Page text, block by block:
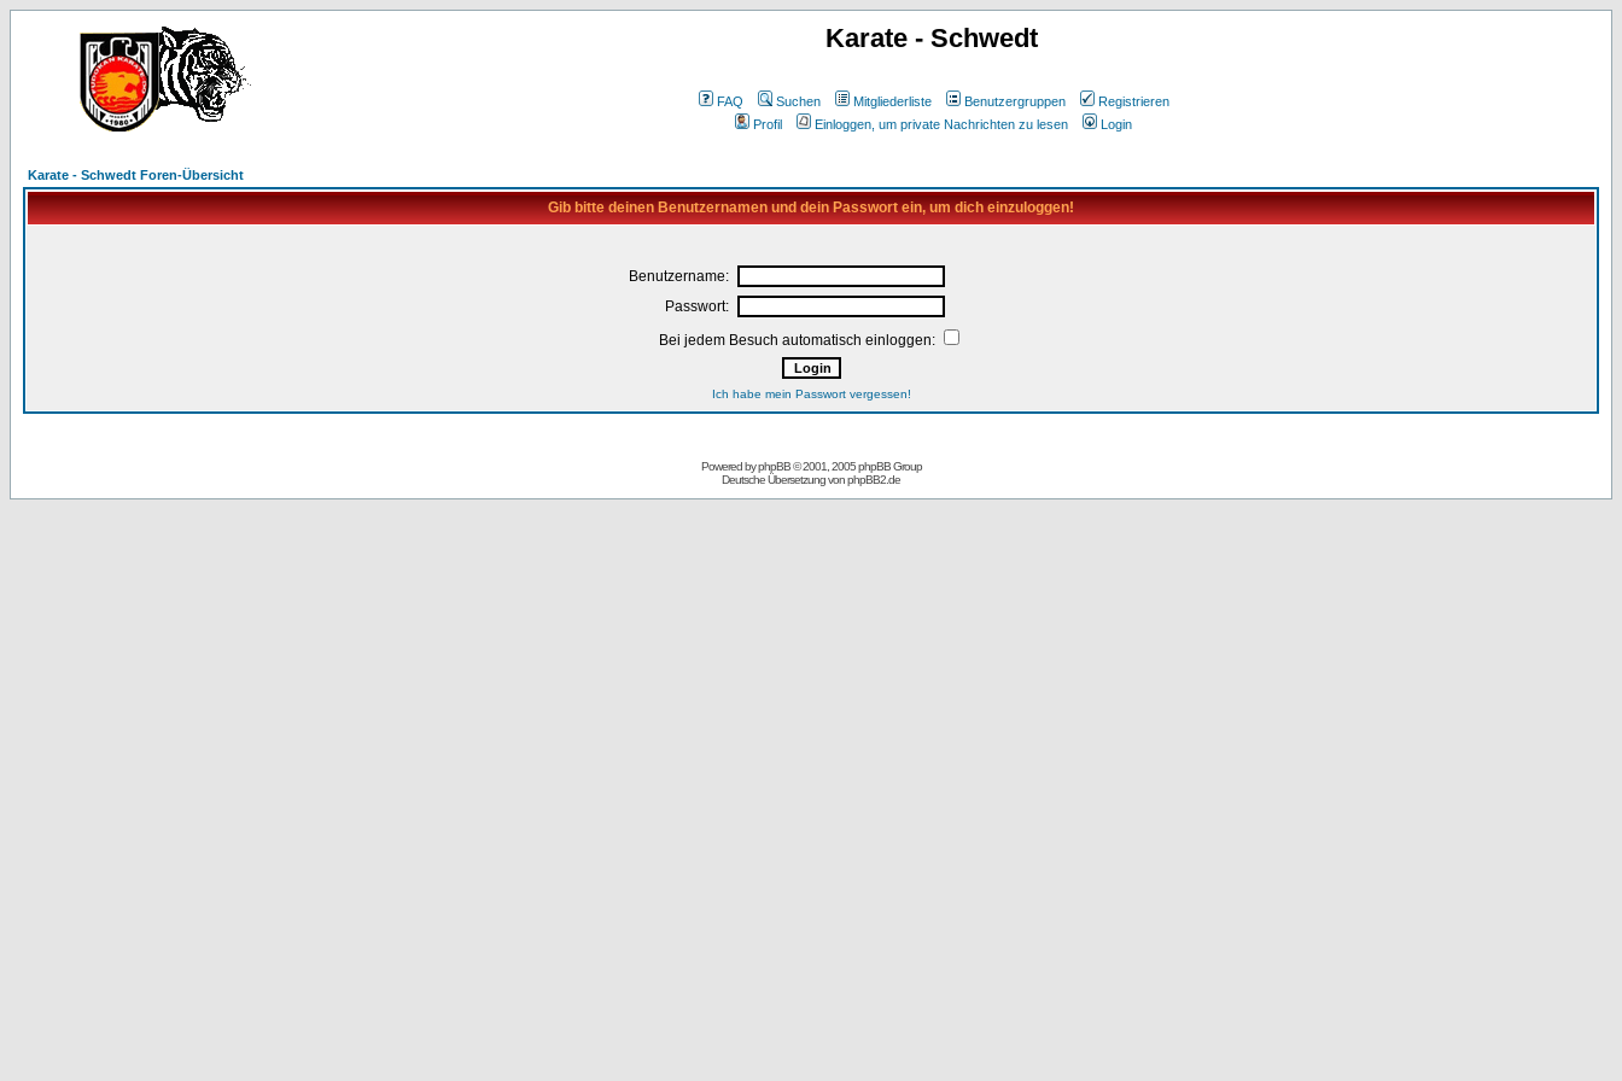
Karate - Schwedt
FAQ Suchen Mitgliederliste Benutzergruppen
Registrieren
Profil
Einloggen, um private Nachrichten zu lesen Login
Karate - Schwedt Foren-Übersicht
Gib bitte deinen Benutzernamen und dein Passwort ein, um dich einzuloggen!
Benutzername:
Passwort:
Bei jedem Besuch automatisch einloggen:
Ich habe mein Passwort vergessen!
Powered byphpBB© 2001, 2005 phpBB Group
Deutsche Übersetzung vonphpBB2.de